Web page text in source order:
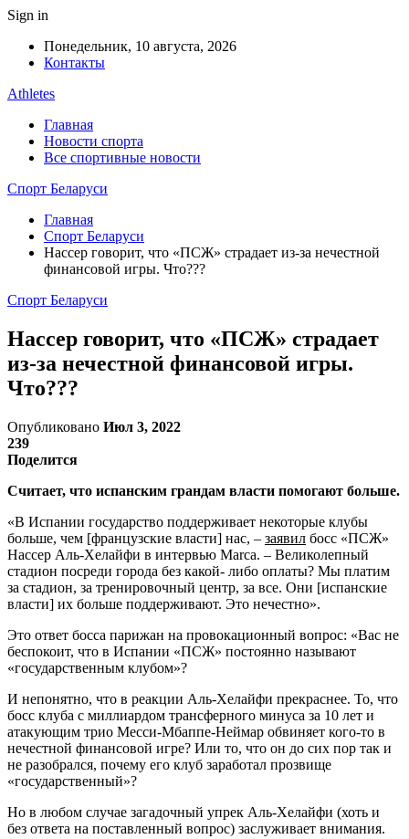
Sign in
Понедельник, 10 августа, 2026
Контакты
Athletes
Главная
Новости спорта
Все спортивные новости
Спорт Беларуси
Главная
Спорт Беларуси
Нассер говорит, что «ПСЖ» страдает из-за нечестной
финансовой игры. Что???
Спорт Беларуси
Нассер говорит, что «ПСЖ» страдает
из-за нечестной финансовой игры.
Что???
Опубликовано Июл 3, 2022
239
Поделится
Считает, что испанским грандам власти помогают больше.
«В Испании государство поддерживает некоторые клубы
больше, чем [французские власти] нас, – заявил босс «ПСЖ»
Нассер ​​Аль-Хелайфи в интервью Marca. – Великолепный
стадион посреди города без какой- либо оплаты? Мы платим
за стадион, за тренировочный центр, за все. Они [испанские
власти] их больше поддерживают. Это нечестно».
Это ответ босса парижан на провокационный вопрос: «Вас не
беспокоит, что в Испании «ПСЖ» постоянно называют
«государственным клубом»?
И непонятно, что в реакции Аль-Хелайфи прекраснее. То, что
босс клуба с миллиардом трансферного минуса за 10 лет и
атакующим трио Месси-Мбаппе-Неймар обвиняет кого-то в
нечестной финансовой игре? Или то, что он до сих пор так и
не разобрался, почему его клуб заработал прозвище
«государственный»?
Но в любом случае загадочный упрек Аль-Хелайфи (хоть и
без ответа на поставленный вопрос) заслуживает внимания.